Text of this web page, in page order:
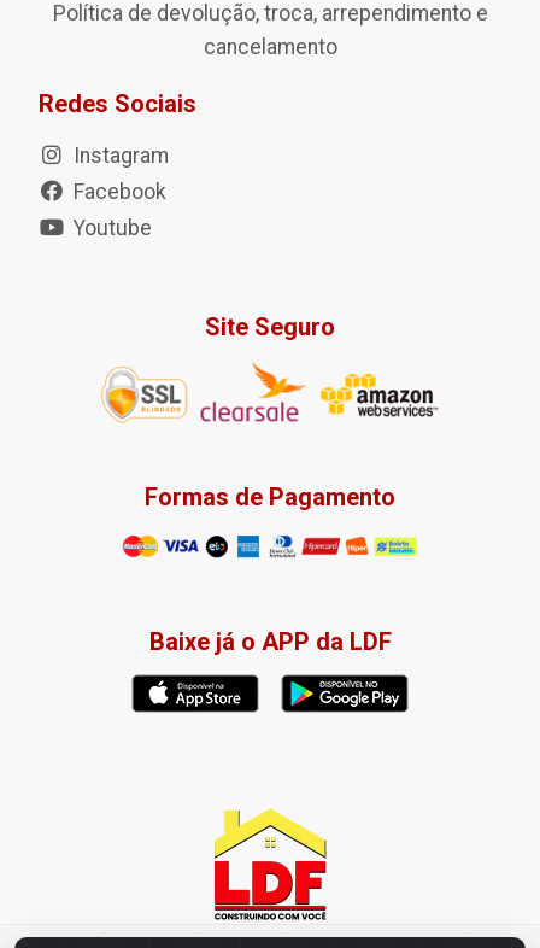
Política de devolução, troca, arrependimento e
cancelamento
Redes Sociais
Instagram
Facebook
Youtube
Site Seguro
Formas de Pagamento
Baixe já o APP da LDF